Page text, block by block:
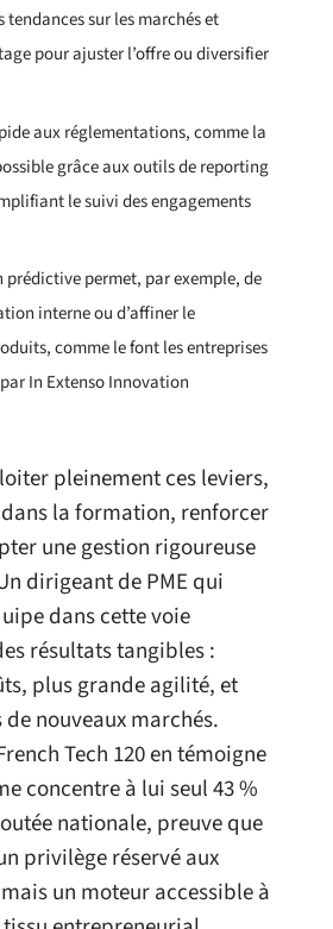
tendances sur les marchés et
pour ajuster l’offre ou diversifier
aux réglementations, comme la
grâce aux outils de reporting
le suivi des engagements
permet, par exemple, de
interne ou d’affiner le
comme le font les entreprises
In Extenso Innovation
pleinement ces leviers,
la formation, renforcer
une gestion rigoureuse
dirigeant de PME qui
dans cette voie
résultats tangibles :
plus grande agilité, et
nouveaux marchés.
Tech 120 en témoigne
concentre à lui seul 43 %
nationale, preuve que
privilège réservé aux
un moteur accessible à